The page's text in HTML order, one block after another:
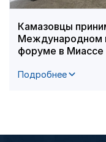
Камазовцы
Международном
форуме в Миассе
Подробнее